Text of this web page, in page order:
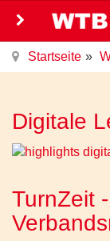
Startseite
Digitale
TurnZeit